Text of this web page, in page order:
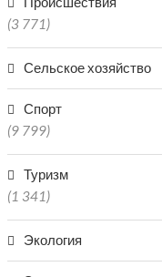
(3 771)
Сельское хозяйство
Спорт
(9 799)
Туризм
(1 341)
Экология